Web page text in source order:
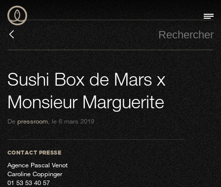
Sushi Box de Mars x
Monsieur Marguerite
Depressroom, le 6 mars 2019
CONTACT PRESSE
Agence Pascal Venot
Caroline Coppinger
01 53 53 40 57